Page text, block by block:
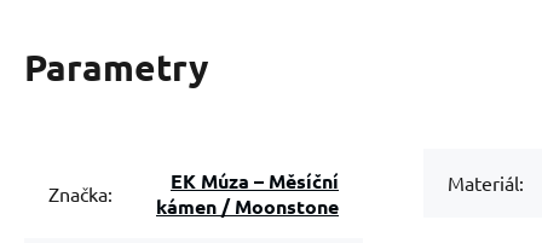
Parametry
Značka:
EK Múza – Měsíční
kámen / Moonstone
Materiál: